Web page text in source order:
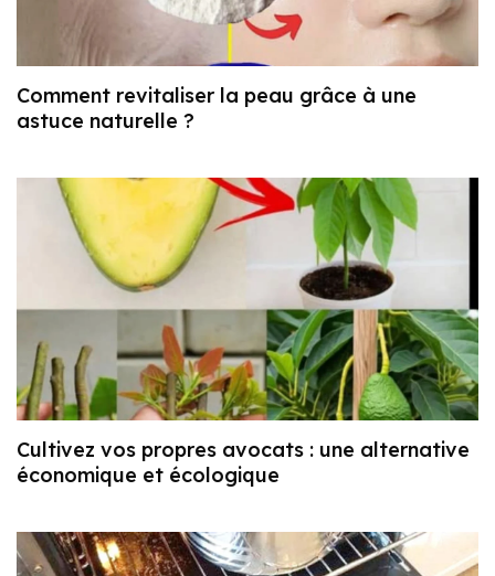
Comment revitaliser la peau grâce à une
astuce naturelle ?
Cultivez vos propres avocats : une alternative
économique et écologique